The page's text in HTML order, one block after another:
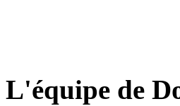
L'équipe de